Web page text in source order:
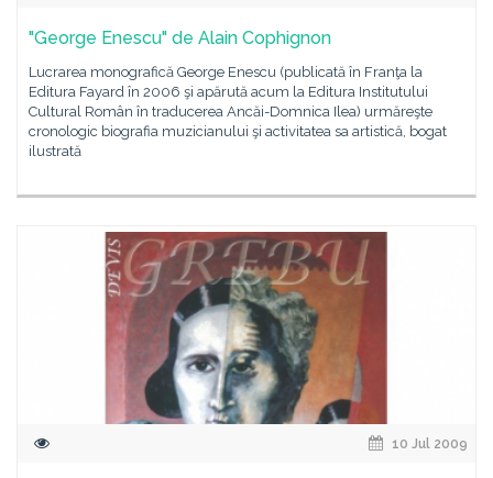
"George Enescu" de Alain Cophignon
Lucrarea monografică George Enescu (publicată în Franţa la
Editura Fayard în 2006 şi apărută acum la Editura Institutului
Cultural Român în traducerea Ancăi-Domnica Ilea) urmăreşte
cronologic biografia muzicianului şi activitatea sa artistică, bogat
ilustrată
10 Jul 2009